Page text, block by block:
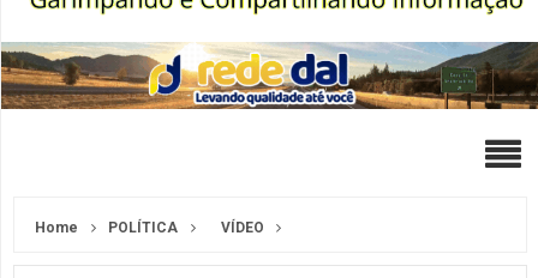
Home POLÍTICA VÍDEO